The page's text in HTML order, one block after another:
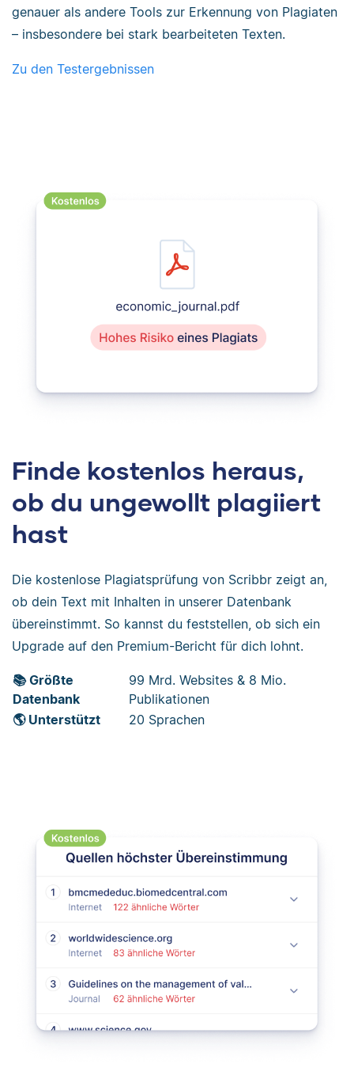
genauer als andere Tools zur Erkennung von Plagiaten
– insbesondere bei stark bearbeiteten Texten.
Zu den Testergebnissen
Finde kostenlos heraus,
ob du ungewollt plagiiert
hast
Die kostenlose Plagiatsprüfung von Scribbr zeigt an,
ob dein Text mit Inhalten in unserer Datenbank
übereinstimmt. So kannst du feststellen, ob sich ein
Upgrade auf den Premium-Bericht für dich lohnt.
📚 Größte
Datenbank
99 Mrd. Websites & 8 Mio.
Publikationen
🌎 Unterstützt
20 Sprachen